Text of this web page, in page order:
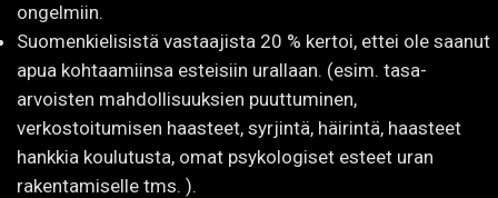
ongelmiin.
Suomenkielisistä vastaajista 20 % kertoi, ettei ole saanut
apua kohtaamiinsa esteisiin urallaan. (esim. tasa-
arvoisten mahdollisuuksien puuttuminen,
verkostoitumisen haasteet, syrjintä, häirintä, haasteet
hankkia koulutusta, omat psykologiset esteet uran
rakentamiselle tms. ).